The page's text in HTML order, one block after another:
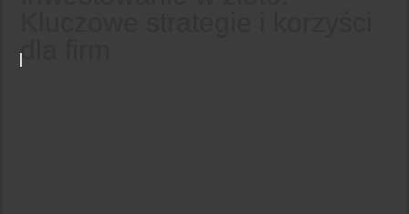
dla firm